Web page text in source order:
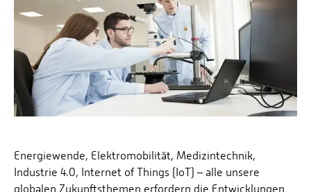
Energiewende, Elektromobilität, Medizintechnik,
Industrie 4.0, Internet of Things (IoT) – alle unsere
globalen Zukunftsthemen erfordern die Entwicklungen